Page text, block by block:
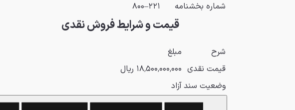
شماره بخشنامه
۲۲۱–۸۰۰
قیمت و شرایط فروش نقدی
شرح
مبلغ
قیمت نقدی ۱۸٬۵۰۰٬۰۰۰٬۰۰۰ ریال
وضعیت سندآزاد